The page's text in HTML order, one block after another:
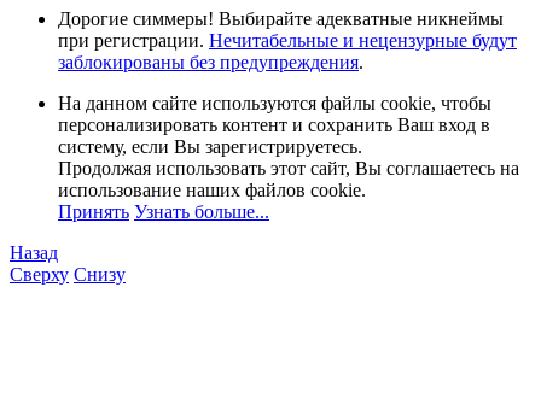
Дорогие симмеры! Выбирайте адекватные никнеймы
при регистрации. Нечитабельные и нецензурные будут
заблокированы без предупреждения.
На данном сайте используются файлы cookie, чтобы
персонализировать контент и сохранить Ваш вход в
систему, если Вы зарегистрируетесь.
Продолжая использовать этот сайт, Вы соглашаетесь на
использование наших файлов cookie.
Принять Узнать больше...
Назад
Сверху Снизу